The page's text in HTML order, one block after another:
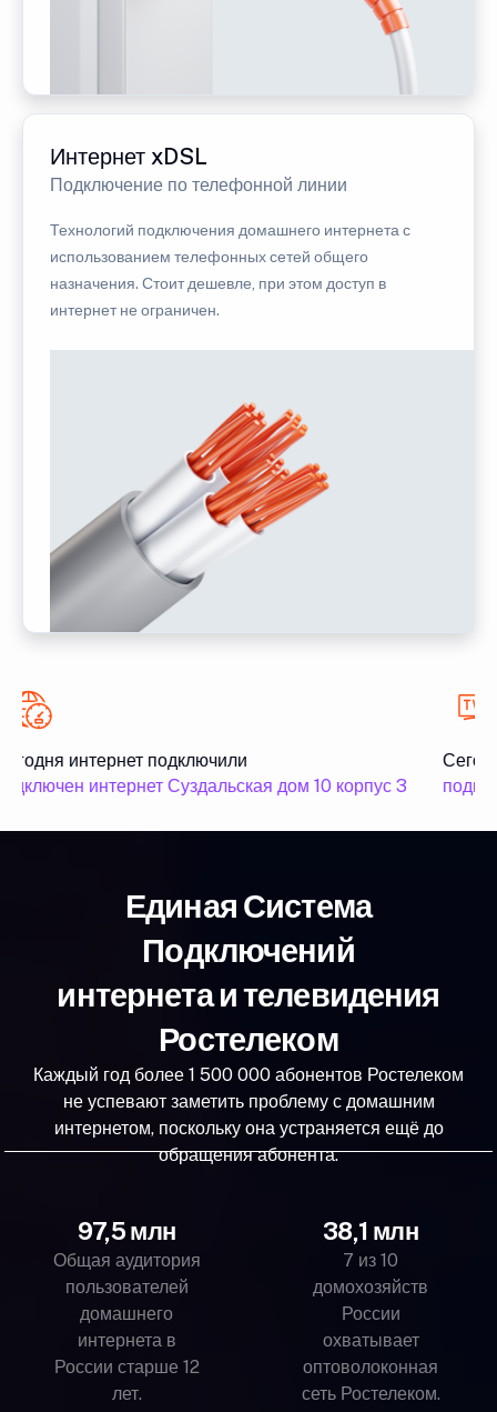
Интернет xDSL
Подключение по телефонной линии
Технологий подключения домашнего интернета с
использованием телефонных сетей общего
назначения. Стоит дешевле, при этом доступ в
интернет не ограничен.
интернет подключили
интернет Суздальская дом 10 корпус 3
Единая Система
Подключений
интернета и телевидения
Ростелеком
Каждый год более 1 500 000 абонентов Ростелеком
не успевают заметить проблему с домашним
интернетом, поскольку она устраняется ещё до
обращения абонента.
97,5 млн
Общая аудитория
пользователей
домашнего
интернета в
России старше 12
лет.
38,1 млн
7 из 10
домохозяйств
России
охватывает
оптоволоконная
сеть Ростелеком.